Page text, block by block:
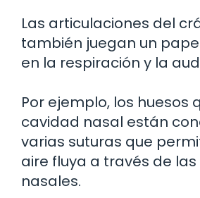
Las articulaciones del
también juegan un
en la respiración y la
Por ejemplo, los huesos
cavidad nasal están
varias suturas que
aire fluya a través de
nasales.